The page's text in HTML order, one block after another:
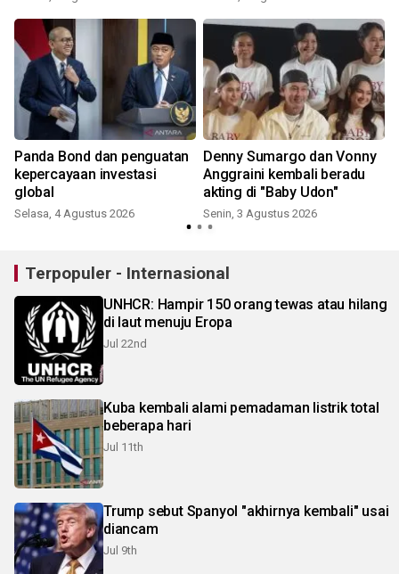
Panda Bond dan penguatan
kepercayaan investasi
global
Selasa, 4 Agustus 2026
Denny Sumargo dan Vonny
Anggraini kembali beradu
akting di "Baby Udon"
Senin, 3 Agustus 2026
Terpopuler - Internasional
UNHCR: Hampir 150 orang tewas atau hilang
di laut menuju Eropa
Jul 22nd
Kuba kembali alami pemadaman listrik total
beberapa hari
Jul 11th
Trump sebut Spanyol "akhirnya kembali" usai
diancam
Jul 9th